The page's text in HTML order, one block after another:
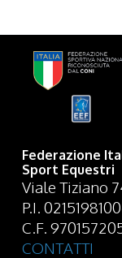
Federazione
Sport Equestri
Viale Tiziano
P.I.
C.F.
CONTATTI